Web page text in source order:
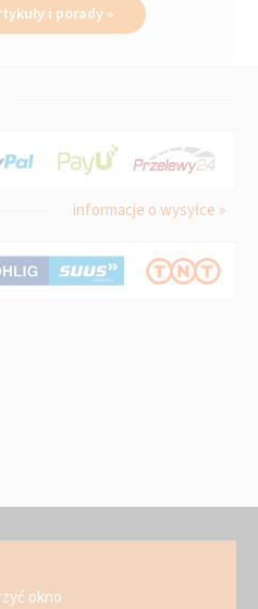
i porady »
informacje o wysyłce »
okno